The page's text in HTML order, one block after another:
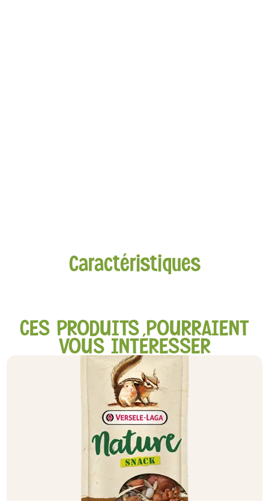
Caractéristiques
CES PRODUITS POURRAIENT
VOUS INTÉRESSER